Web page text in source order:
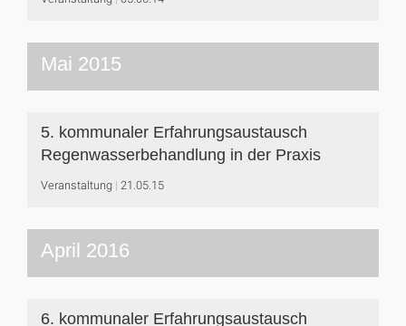
Mai 2015
5. kommunaler Erfahrungsaustausch
Regenwasserbehandlung in der Praxis
Veranstaltung 21.05.15
April 2016
6. kommunaler Erfahrungsaustausch